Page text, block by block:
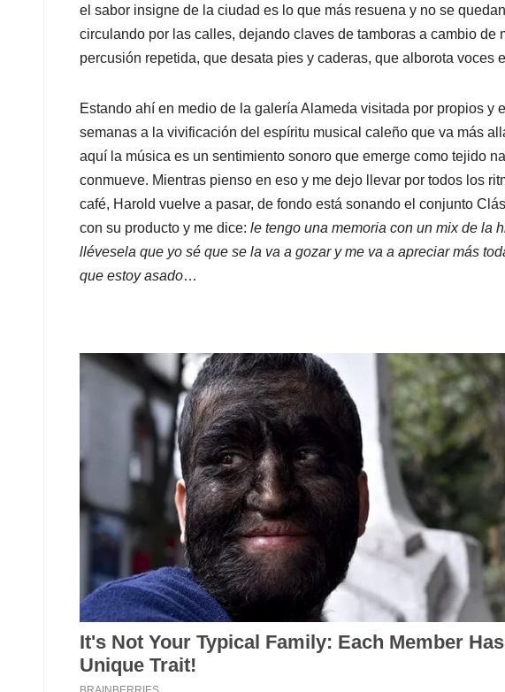
el sabor insigne de la ciudad es lo que más resuena y no se
circulando por las calles, dejando claves de tamboras a cambio de
percusión repetida, que desata pies y caderas, que alborota voces
Estando ahí en medio de la galería Alameda visitada por propios y
semanas a la vivificación del espíritu musical caleño que va más
aquí la música es un sentimiento sonoro que emerge como tejido
conmueve. Mientras pienso en eso y me dejo llevar por todos los
café, Harold vuelve a pasar, de fondo está sonando el conjunto
con su producto y me dice: le tengo una memoria con un mix de la
llévesela que yo sé que se la va a gozar y me va a apreciar más
que estoy asado…